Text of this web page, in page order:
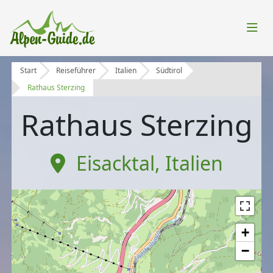
Start Reiseführer Italien
Südtirol
Rathaus Sterzing
Rathaus Sterzing
Eisacktal, Italien
+
−